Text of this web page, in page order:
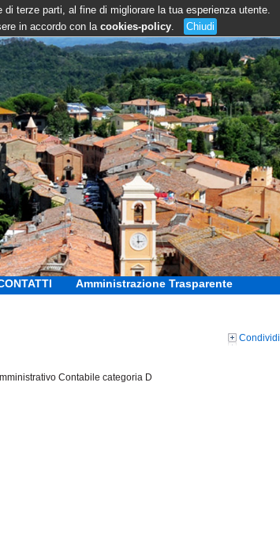
terze parti, al fine di migliorare la tua esperienza utente.
in accordo con la cookies-policy. Chiudi
Amministrazione Trasparente
Condividi
Contabile categoria D